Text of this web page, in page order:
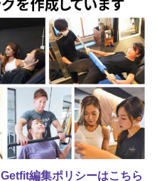
Getfit編集ポリシーはこちら